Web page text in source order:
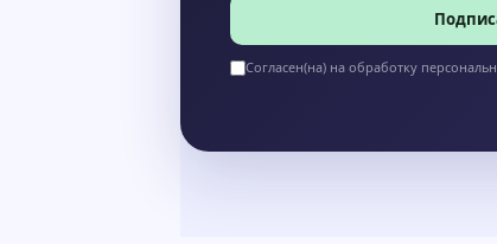
Согласен(на) на обработку